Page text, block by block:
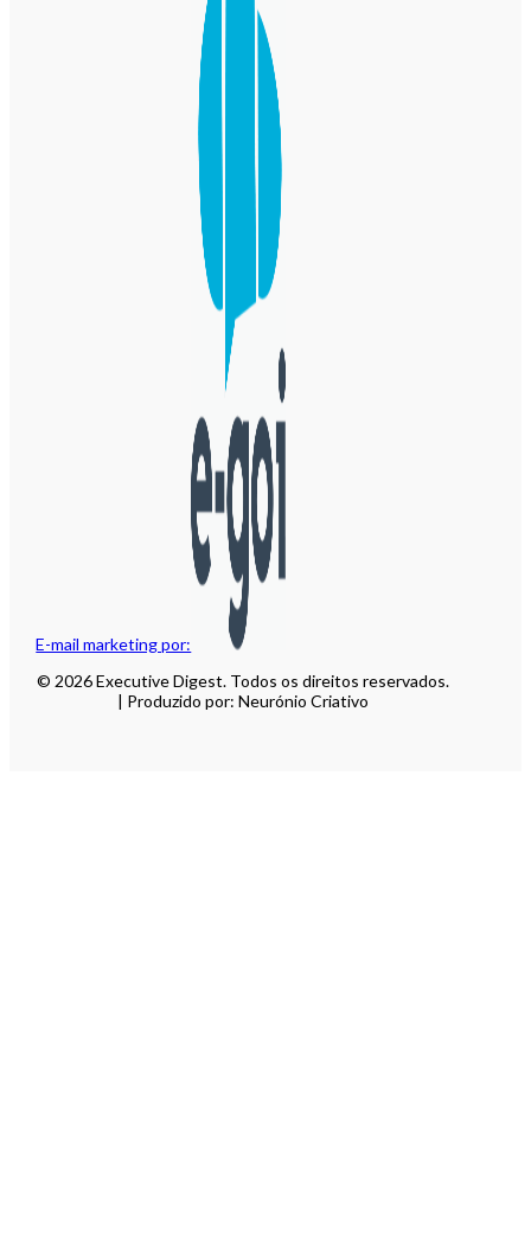
E-mail marketing por:
© 2026 Executive Digest. Todos os direitos reservados.
| Produzido por: Neurónio Criativo